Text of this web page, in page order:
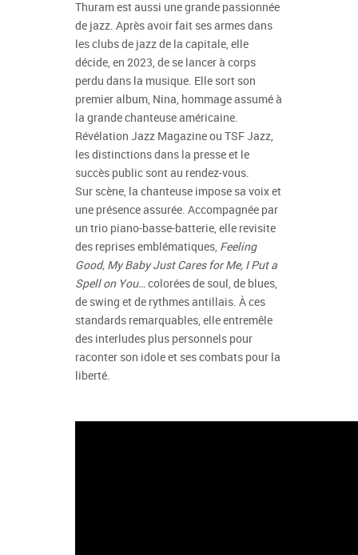
Thuram est aussi une grande passionnée
de jazz. Après avoir fait ses armes dans
les clubs de jazz de la capitale, elle
décide, en 2023, de se lancer à corps
perdu dans la musique. Elle sort son
premier album, Nina, hommage assumé à
la grande chanteuse américaine.
Révélation Jazz Magazine ou TSF Jazz,
les distinctions dans la presse et le
succès public sont au rendez-vous.
Sur scène, la chanteuse impose sa voix et
une présence assurée. Accompagnée par
un trio piano-basse-batterie, elle revisite
des reprises emblématiques, Feeling
Good, My Baby Just Cares for Me, I Put a
Spell on You…colorées de soul, de blues,
de swing et de rythmes antillais. À ces
standards remarquables, elle entremêle
des interludes plus personnels pour
raconter son idole et ses combats pour la
liberté.